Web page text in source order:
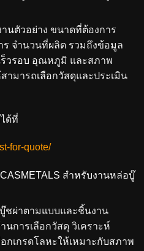
นตัวอย่าง ขนาดที่ต้องการ
จำนวนที่ผลิต รวมถึงข้อมูล
ร็วรอบ อุณหภูมิ และสภาพ
ามารถเลือกวัสดุและประเมิน
ด้ที่
for-quote/
สำหรับงานหล่อบู๊
ชผ่าตามแบบและชิ้นงาน
การเลือกวัสดุ วิเคราะห์
กเกรดโลหะให้เหมาะกับสภาพ